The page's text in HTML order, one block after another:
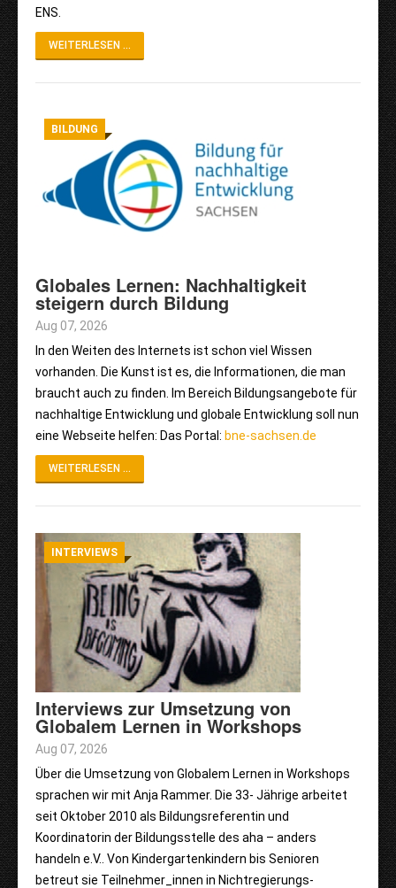
ENS.
WEITERLESEN ...
BILDUNG
Globales Lernen: Nachhaltigkeit
steigern durch Bildung
Aug 07, 2026
In den Weiten des Internets ist schon viel Wissen
vorhanden. Die Kunst ist es, die Informationen, die man
braucht auch zu finden. Im Bereich Bildungsangebote für
nachhaltige Entwicklung und globale Entwicklung soll nun
eine Webseite helfen: Das Portal: bne-sachsen.de
WEITERLESEN ...
INTERVIEWS
Interviews zur Umsetzung von
Globalem Lernen in Workshops
Aug 07, 2026
Über die Umsetzung von Globalem Lernen in Workshops
sprachen wir mit Anja Rammer. Die 33- Jährige arbeitet
seit Oktober 2010 als Bildungsreferentin und
Koordinatorin der Bildungsstelle des aha – anders
handeln e.V.. Von Kindergartenkindern bis Senioren
betreut sie Teilnehmer_innen in Nichtregierungs-